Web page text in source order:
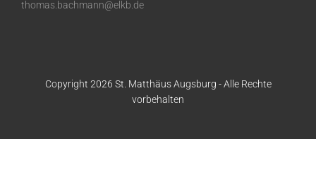
thomas.bachmann@elkb.de
Copyright 2026 St. Matthäus Augsburg - Alle Rechte
vorbehalten